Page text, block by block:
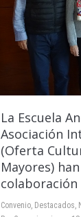
La Escuela
Asociación
(Oferta
Mayores)
colaboración
Convenio, Destacados,